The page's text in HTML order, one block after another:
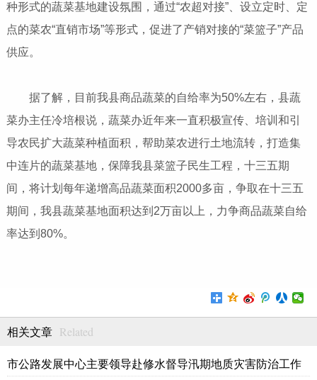
种形式的蔬菜基地建设氛围，通过“农超对接”、设立定时、定
点的菜农“直销市场”等形式，促进了产销对接的“菜篮子”产品
供应。
据了解，目前我县商品蔬菜的自给率为50%左右，县蔬
菜办主任冷培根说，蔬菜办近年来一直积极宣传、培训和引
导农民扩大蔬菜种植面积，帮助菜农进行土地流转，打造集
中连片的蔬菜基地，保障我县菜篮子民生工程，十三五期
间，将计划每年递增高品蔬菜面积2000多亩，争取在十三五
期间，我县蔬菜基地面积达到2万亩以上，力争商品蔬菜自给
率达到80%。
相关文章 Related
市公路发展中心主要领导赴修水督导汛期地质灾害防治工作